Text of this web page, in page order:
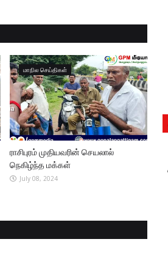
மாநில செய்திகள்
ராசிபுரம் முதியவரின் செயலால்
நெகிழ்ந்த மக்கள்
July 08, 2024